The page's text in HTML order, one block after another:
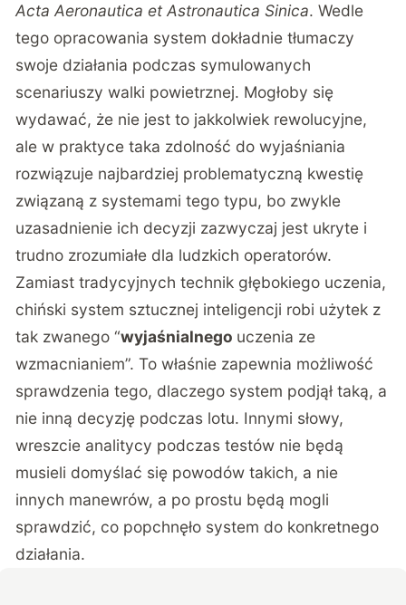
Acta Aeronautica et Astronautica Sinica. Wedle
tego opracowania system dokładnie tłumaczy
swoje działania podczas symulowanych
scenariuszy walki powietrznej. Mogłoby się
wydawać, że nie jest to jakkolwiek rewolucyjne,
ale w praktyce taka zdolność do wyjaśniania
rozwiązuje najbardziej problematyczną kwestię
związaną z systemami tego typu, bo zwykle
uzasadnienie ich decyzji zazwyczaj jest ukryte i
trudno zrozumiałe dla ludzkich operatorów.
Zamiast tradycyjnych technik głębokiego uczenia,
chiński system sztucznej inteligencji robi użytek z
tak zwanego “wyjaśnialnego uczenia ze
wzmacnianiem”. To właśnie zapewnia możliwość
sprawdzenia tego, dlaczego system podjął taką, a
nie inną decyzję podczas lotu. Innymi słowy,
wreszcie analitycy podczas testów nie będą
musieli domyślać się powodów takich, a nie
innych manewrów, a po prostu będą mogli
sprawdzić, co popchnęło system do konkretnego
działania.